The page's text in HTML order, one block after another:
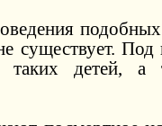
существует. Под
таких детей, а